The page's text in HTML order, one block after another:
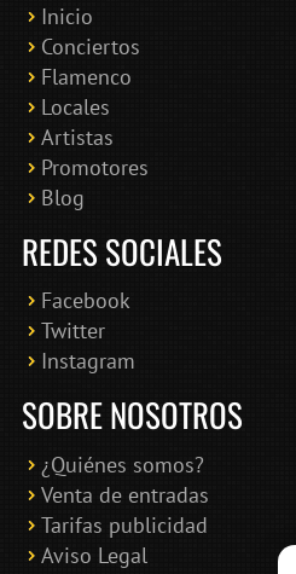
Inicio
Conciertos
Flamenco
Locales
Artistas
Promotores
Blog
REDES SOCIALES
Facebook
Twitter
Instagram
SOBRE NOSOTROS
¿Quiénes somos?
Venta de entradas
Tarifas publicidad
Aviso Legal